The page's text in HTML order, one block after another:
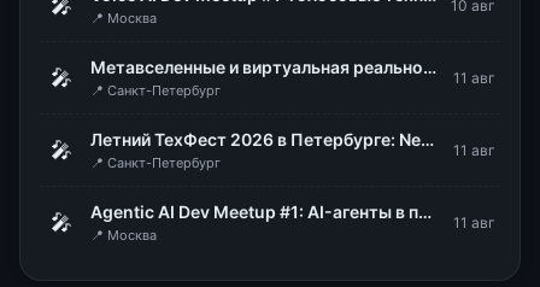
📍 Москва
10 авг
🎤 Метавселенные и виртуальная реальность: мода или рабочий инструмент
📍 Санкт-Петербург
11 авг
🎤 Летний ТехФест 2026 в Петербурге: Nexign
📍 Санкт-Петербург
11 авг
🎤 Agentic AI Dev Meetup #1: AI-агенты в продакшене
📍 Москва
11 авг